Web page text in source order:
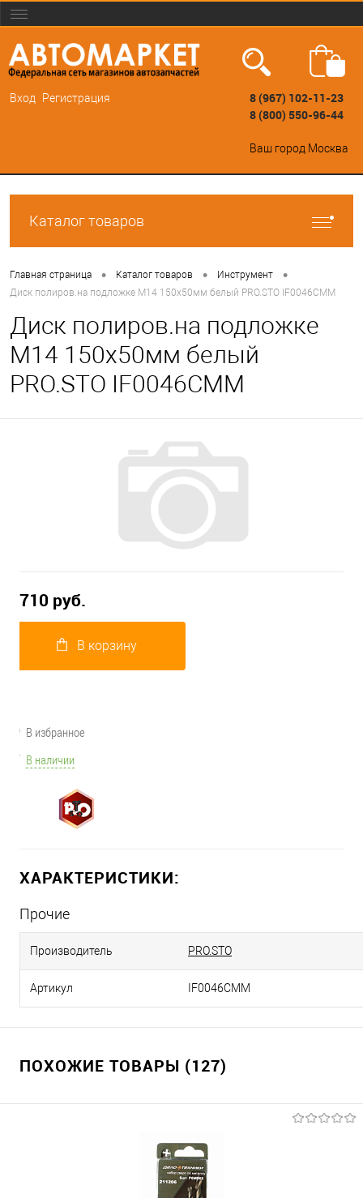
Вход Регистрация
8 (967) 102-11-23
8 (800) 550-96-44
Ваш город Москва
Каталог товаров
Главная страница • Каталог товаров • Инструмент •
Диск полиров.на подложке М14 150x50мм белый PRO.STO IF0046CMM
Диск полиров.на подложке
М14 150x50мм белый
PRO.STO IF0046CMM
710 руб.
В корзину
В избранное
В наличии
ХАРАКТЕРИСТИКИ:
Прочие
Производитель PRO.STO
Артикул IF0046CMM
ПОХОЖИЕ ТОВАРЫ (127)